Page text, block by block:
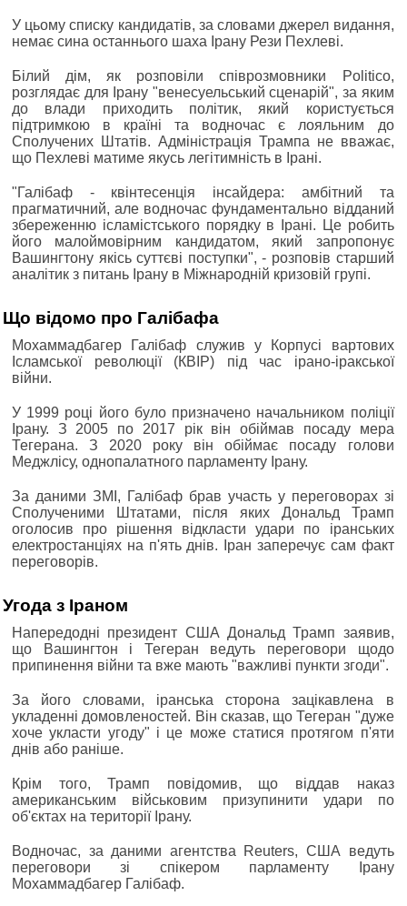
У цьому списку кандидатів, за словами джерел видання,
немає сина останнього шаха Ірану Рези Пехлеві.
Білий дім, як розповіли співрозмовники Politico,
розглядає для Ірану "венесуельський сценарій", за яким
до влади приходить політик, який користується
підтримкою в країні та водночас є лояльним до
Сполучених Штатів. Адміністрація Трампа не вважає,
що Пехлеві матиме якусь легітимність в Ірані.
"Галібаф - квінтесенція інсайдера: амбітний та
прагматичний, але водночас фундаментально відданий
збереженню ісламістського порядку в Ірані. Це робить
його малоймовірним кандидатом, який запропонує
Вашингтону якісь суттєві поступки", - розповів старший
аналітик з питань Ірану в Міжнародній кризовій групі.
Що відомо про Галібафа
Мохаммадбагер Галібаф служив у Корпусі вартових
Ісламської революції (КВІР) під час ірано-іракської
війни.
У 1999 році його було призначено начальником поліції
Ірану. З 2005 по 2017 рік він обіймав посаду мера
Тегерана. З 2020 року він обіймає посаду голови
Меджлісу, однопалатного парламенту Ірану.
За даними ЗМІ, Галібаф брав участь у переговорах зі
Сполученими Штатами, після яких Дональд Трамп
оголосив про рішення відкласти удари по іранських
електростанціях на п'ять днів. Іран заперечує сам факт
переговорів.
Угода з Іраном
Напередодні президент США Дональд Трамп заявив,
що Вашингтон і Тегеран ведуть переговори щодо
припинення війни та вже мають "важливі пункти згоди".
За його словами, іранська сторона зацікавлена в
укладенні домовленостей. Він сказав, що Тегеран "дуже
хоче укласти угоду" і це може статися протягом п'яти
днів або раніше.
Крім того, Трамп повідомив, що віддав наказ
американським військовим призупинити удари по
об'єктах на території Ірану.
Водночас, за даними агентства Reuters, США ведуть
переговори зі спікером парламенту Ірану
Мохаммадбагер Галібаф.